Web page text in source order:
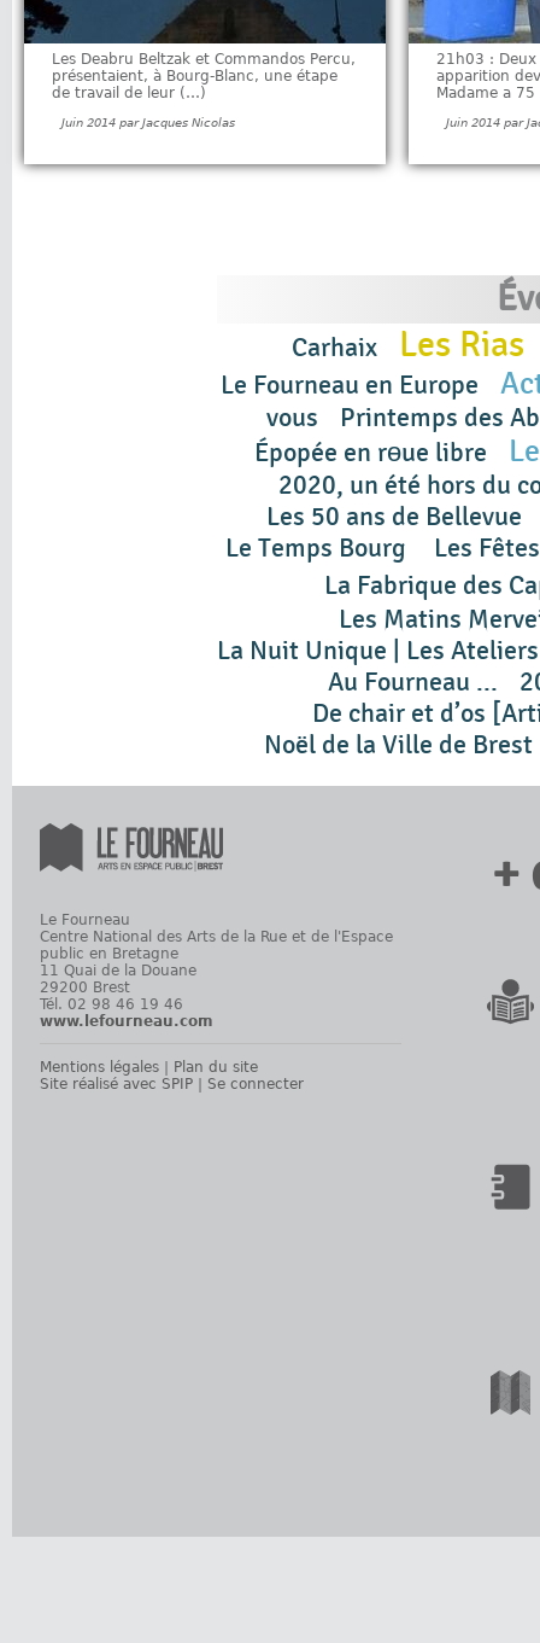
Les Deabru Beltzak et Commandos Percu,
présentaient, à Bourg-Blanc, une étape
de travail de leur (…)
Juin 2014 par Jacques Nicolas
21h03 :
apparition
Madame a
Juin 2014 par
Carhaix Les Rias
Le Fourneau en Europe
vous
Printemps des
Épopée en rɵue libre
2020, un été hors du
Les 50 ans de Bellevue
Le Temps Bourg
Les
La Fabrique des
Les Matins
La Nuit Unique | Les
Au Fourneau ...
De chair et d’os
Noël de la Ville de Brest
Le Fourneau
Centre National des Arts de la Rue et de l'Espace
public en Bretagne
11 Quai de la Douane
29200 Brest
Tél. 02 98 46 19 46
www.lefourneau.com
Mentions légales
Plan du site
Site réalisé avec SPIP
Se connecter
+